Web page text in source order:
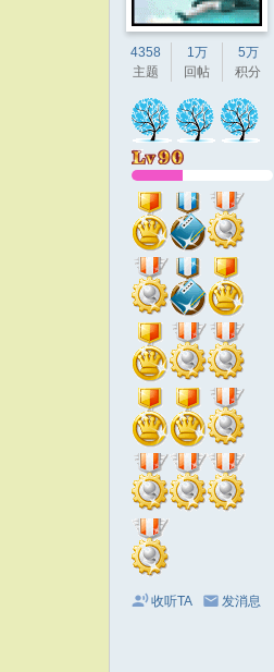
4358
主题
1万
回帖
5万
积分
收听TA 发消息